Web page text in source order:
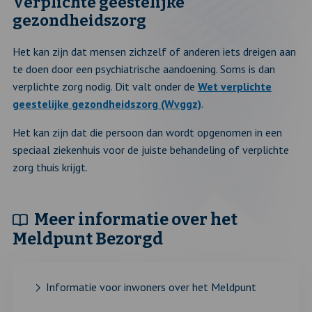
gezondheidszorg
Het kan zijn dat mensen zichzelf of anderen iets dreigen aan
te doen door een psychiatrische aandoening. Soms is dan
verplichte zorg nodig. Dit valt onder de Wet verplichte
geestelijke gezondheidszorg (Wvggz).
Het kan zijn dat die persoon dan wordt opgenomen in een
speciaal ziekenhuis voor de juiste behandeling of verplichte
zorg thuis krijgt.
Meer informatie over het
Meldpunt Bezorgd
Informatie voor inwoners over het Meldpunt